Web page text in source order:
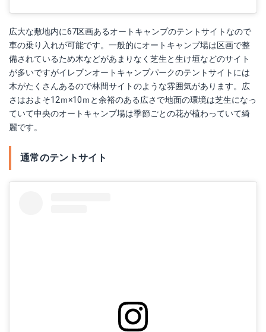
広大な敷地内に67区画あるオートキャンプのテントサイトなので
車の乗り入れが可能です。一般的にオートキャンプ場は区画で整
備されているため木などがあまりなく芝生と生け垣などのサイト
が多いですがイレブンオートキャンプパークのテントサイトには
木がたくさんあるので林間サイトのような雰囲気があります。広
さはおよそ12ｍ×10ｍと余裕のある広さで地面の環境は芝生になっ
ていて中央のオートキャンプ場は季節ごとの花が植わっていて綺
麗です。
通常のテントサイト